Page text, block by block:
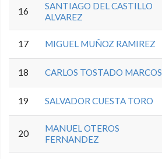
16
SANTIAGO DEL CASTILLO
ALVAREZ
17 MIGUEL MUÑOZ RAMIREZ
18 CARLOS TOSTADO MARCOS
19 SALVADOR CUESTA TORO
20
MANUEL OTEROS
FERNANDEZ